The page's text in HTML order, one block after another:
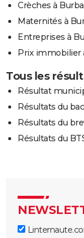
Crèches à
Maternités à
Entreprises à
Prix immobilier
Tous les
Résultat
Résultats du
Résultats du
Résultats du